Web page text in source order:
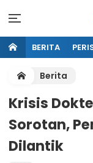
BERITA
Berita
Krisis
Sorotan,
Dilantik